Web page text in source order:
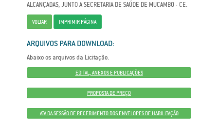
ALCANÇADAS, JUNTO A SECRETARIA DE SAÚDE DE MUCAMBO - CE.
VOLTAR IMPRIMIR PÁGINA
ARQUIVOS PARA DOWNLOAD:
Abaixo os arquivos da Licitação.
EDITAL, ANEXOS E PUBLICAÇÕES
PROPOSTA DE PREÇO
ATA DA SESSÃO DE RECEBIMENTO DOS ENVELOPES DE HABILITAÇÃO